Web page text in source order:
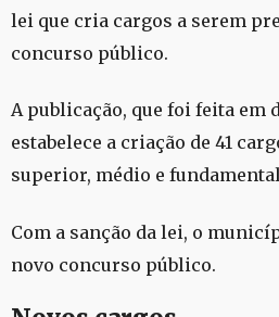
lei que cria cargos a serem
concurso público.
A publicação, que foi feita em
estabelece a criação de 41
superior, médio e
Com a sanção da lei, o
novo concurso público.